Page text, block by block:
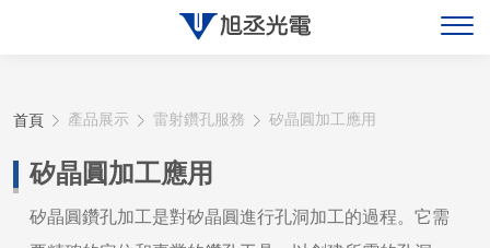
產品展示
首頁 產品展示 雷射鑽孔服務 矽晶圓加工應用
矽晶圓加工應用
矽晶圓鑽孔加工是對矽晶圓進行孔洞加工的過程。它需